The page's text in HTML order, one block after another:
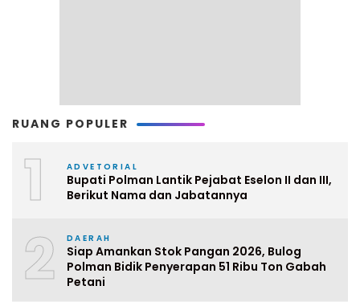
RUANG POPULER
1 ADVETORIAL
Bupati Polman Lantik Pejabat Eselon II dan III,
Berikut Nama dan Jabatannya
2 DAERAH
Siap Amankan Stok Pangan 2026, Bulog
Polman Bidik Penyerapan 51 Ribu Ton Gabah
Petani